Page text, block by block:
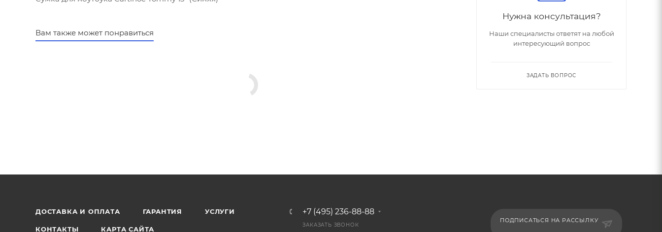
Вам также может понравиться
Нужна консультация?
Наши специалисты ответят на любой
интересующий вопрос
ЗАДАТЬ ВОПРОС
ДОСТАВКА И ОПЛАТА ГАРАНТИЯ УСЛУГИ
КОНТАКТЫ КАРТА САЙТА
+7 (495) 236-88-88
ЗАКАЗАТЬ ЗВОНОК
ПОДПИСАТЬСЯ НА РАССЫЛКУ